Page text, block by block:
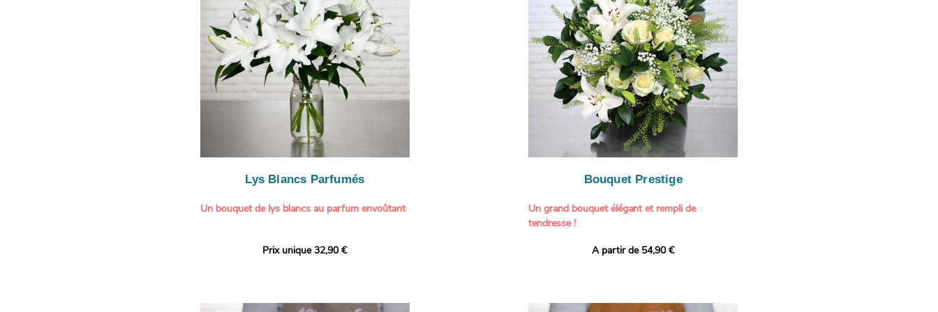
- Gâter un proche pour son anniversaire
- Célébrer une occasion spéciale
- Faire plaisir à un amateur d'art et de peinture
- Exprimer une atmosphère méditerranéenne et
colorée dans votre intérieur.
Tableau : Paul Signac,Vue de Saint-Tropez,
coucher de soleil au bois de pins, 1888
Crédits photo :classicpaintings / Alamy Stock
particulière à un proche.
Il contient :
- Des hortensias colorés (les couleurs peuvent
varier selon l’arrivage)
- Des fleurs à grosse tête, au charme intemporel
À offrir pour :
- Célébrer un anniversaire
- Remercier avec panache
- Apporter une touche florale à une maison de
Lys Blancs Parfumés
Un bouquet de lys blancs au parfum envoûtant
élégante composition de lys blancs signée
Prix unique 32,90 €
Bouquet Prestige
Un grand bouquet élégant et rempli de
tendresse !
Offrez un instant de douceur avec ce bouquet
A partir de 54,90 €